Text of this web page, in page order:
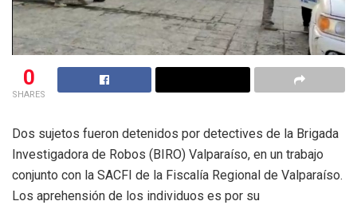
0
SHARES
Dos sujetos fueron detenidos por detectives de la Brigada
Investigadora de Robos (BIRO) Valparaíso, en un trabajo
conjunto con la SACFI de la Fiscalía Regional de Valparaíso.
Los aprehensión de los individuos es por su